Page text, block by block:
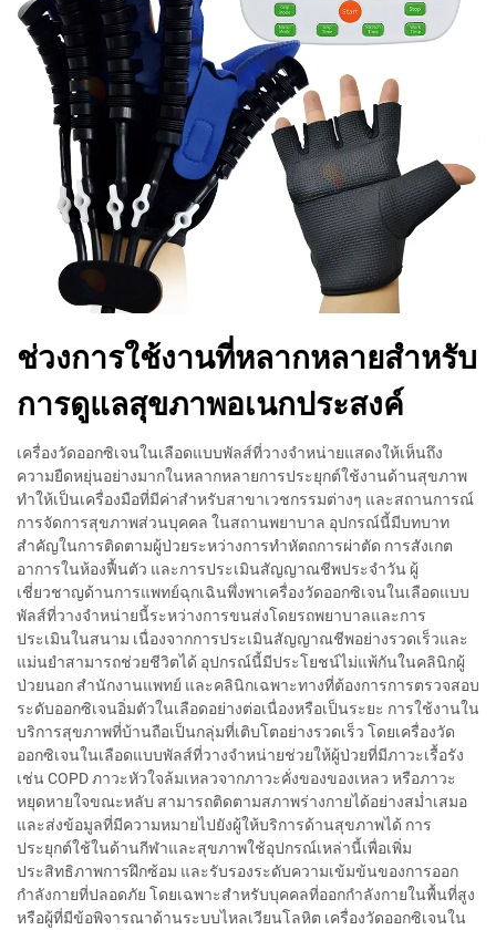
ช่วงการใช้งานที่หลากหลายสำหรับ
การดูแลสุขภาพอเนกประสงค์
เครื่องวัดออกซิเจนในเลือดแบบพัลส์ที่วางจำหน่ายแสดงให้เห็นถึง
ความยืดหยุ่นอย่างมากในหลากหลายการประยุกต์ใช้งานด้านสุขภาพ
ทำให้เป็นเครื่องมือที่มีค่าสำหรับสาขาเวชกรรมต่างๆ และสถานการณ์
การจัดการสุขภาพส่วนบุคคล ในสถานพยาบาล อุปกรณ์นี้มีบทบาท
สำคัญในการติดตามผู้ป่วยระหว่างการทำหัตถการผ่าตัด การสังเกต
อาการในห้องฟื้นตัว และการประเมินสัญญาณชีพประจำวัน ผู้
เชี่ยวชาญด้านการแพทย์ฉุกเฉินพึ่งพาเครื่องวัดออกซิเจนในเลือดแบบ
พัลส์ที่วางจำหน่ายนี้ระหว่างการขนส่งโดยรถพยาบาลและการ
ประเมินในสนาม เนื่องจากการประเมินสัญญาณชีพอย่างรวดเร็วและ
แม่นยำสามารถช่วยชีวิตได้ อุปกรณ์นี้มีประโยชน์ไม่แพ้กันในคลินิกผู้
ป่วยนอก สำนักงานแพทย์ และคลินิกเฉพาะทางที่ต้องการการตรวจสอบ
ระดับออกซิเจนอิ่มตัวในเลือดอย่างต่อเนื่องหรือเป็นระยะ การใช้งานใน
บริการสุขภาพที่บ้านถือเป็นกลุ่มที่เติบโตอย่างรวดเร็ว โดยเครื่องวัด
ออกซิเจนในเลือดแบบพัลส์ที่วางจำหน่ายช่วยให้ผู้ป่วยที่มีภาวะเรื้อรัง
เช่น COPD ภาวะหัวใจล้มเหลวจากภาวะคั่งของของเหลว หรือภาวะ
หยุดหายใจขณะหลับ สามารถติดตามสภาพร่างกายได้อย่างสม่ำเสมอ
และส่งข้อมูลที่มีความหมายไปยังผู้ให้บริการด้านสุขภาพได้ การ
ประยุกต์ใช้ในด้านกีฬาและสุขภาพใช้อุปกรณ์เหล่านี้เพื่อเพิ่ม
ประสิทธิภาพการฝึกซ้อม และรับรองระดับความเข้มข้นของการออก
กำลังกายที่ปลอดภัย โดยเฉพาะสำหรับบุคคลที่ออกกำลังกายในพื้นที่สูง
หรือผู้ที่มีข้อพิจารณาด้านระบบไหลเวียนโลหิต เครื่องวัดออกซิเจนใน